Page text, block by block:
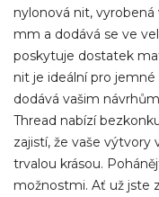
nylonová nit,
mm a dodává se ve
poskytuje dostatek
nit je ideální pro jemné
dodává vašim
Thread nabízí
zajistí, že vaše
trvalou krásou.
možnostmi. Ať už jste